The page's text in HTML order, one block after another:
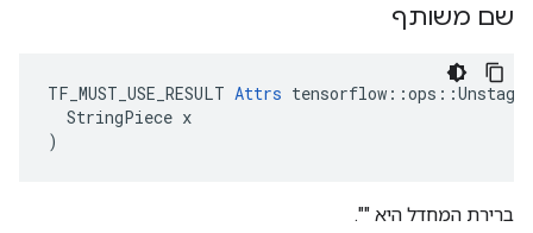
שם משותף
TF_MUST_USE_RESULT Attrs
  StringPiece x
)
ברירת המחדל היא "".